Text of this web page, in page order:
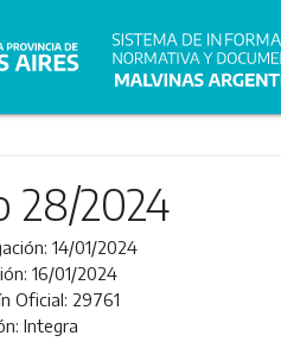
28/2024
14/01/2024
16/01/2024
Oficial: 29761
Integra